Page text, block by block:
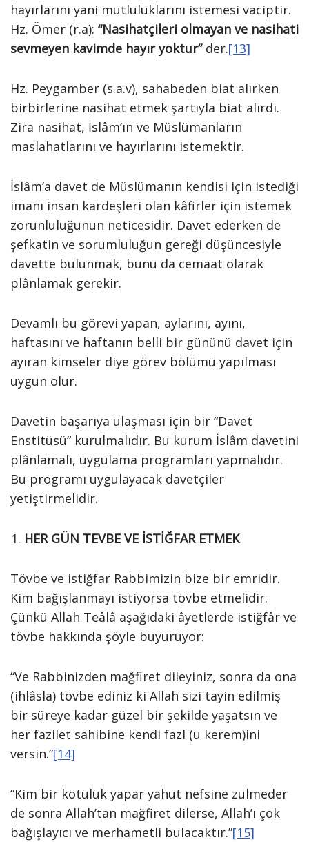
hayırlarını yani mutluluklarını istemesi vaciptir.
Hz. Ömer (r.a): “Nasihatçileri olmayan ve nasihati
sevmeyen kavimde hayır yoktur”der.[13]
Hz. Peygamber (s.a.v), sahabeden biat alırken
birbirlerine nasihat etmek şartıyla biat alırdı.
Zira nasihat, İslâm’ın ve Müslümanların
maslahatlarını ve hayırlarını istemektir.
İslâm’a davet de Müslümanın kendisi için istediği
imanı insan kardeşleri olan kâfirler için istemek
zorunluluğunun neticesidir. Davet ederken de
şefkatin ve sorumluluğun gereği düşüncesiyle
davette bulunmak, bunu da cemaat olarak
plânlamak gerekir.
Devamlı bu görevi yapan, aylarını, ayını,
haftasını ve haftanın belli bir gününü davet için
ayıran kimseler diye görev bölümü yapılması
uygun olur.
Davetin başarıya ulaşması için bir “Davet
Enstitüsü” kurulmalıdır. Bu kurum İslâm davetini
plânlamalı, uygulama programları yapmalıdır.
Bu programı uygulayacak davetçiler
yetiştirmelidir.
HER GÜN TEVBE VE İSTİĞFAR ETMEK
Tövbe ve istiğfar Rabbimizin bize bir emridir.
Kim bağışlanmayı istiyorsa tövbe etmelidir.
Çünkü Allah Teâlâ aşağıdaki âyetlerde istiğfâr ve
tövbe hakkında şöyle buyuruyor:
“Ve Rabbinizden mağfiret dileyiniz, sonra da ona
(ihlâsla) tövbe ediniz ki Allah sizi tayin edilmiş
bir süreye kadar güzel bir şekilde yaşatsın ve
her fazilet sahibine kendi fazl (u kerem)ini
versin.”[14]
“Kim bir kötülük yapar yahut nefsine zulmeder
de sonra Allah’tan mağfiret dilerse, Allah’ı çok
bağışlayıcı ve merhametli bulacaktır.”[15]